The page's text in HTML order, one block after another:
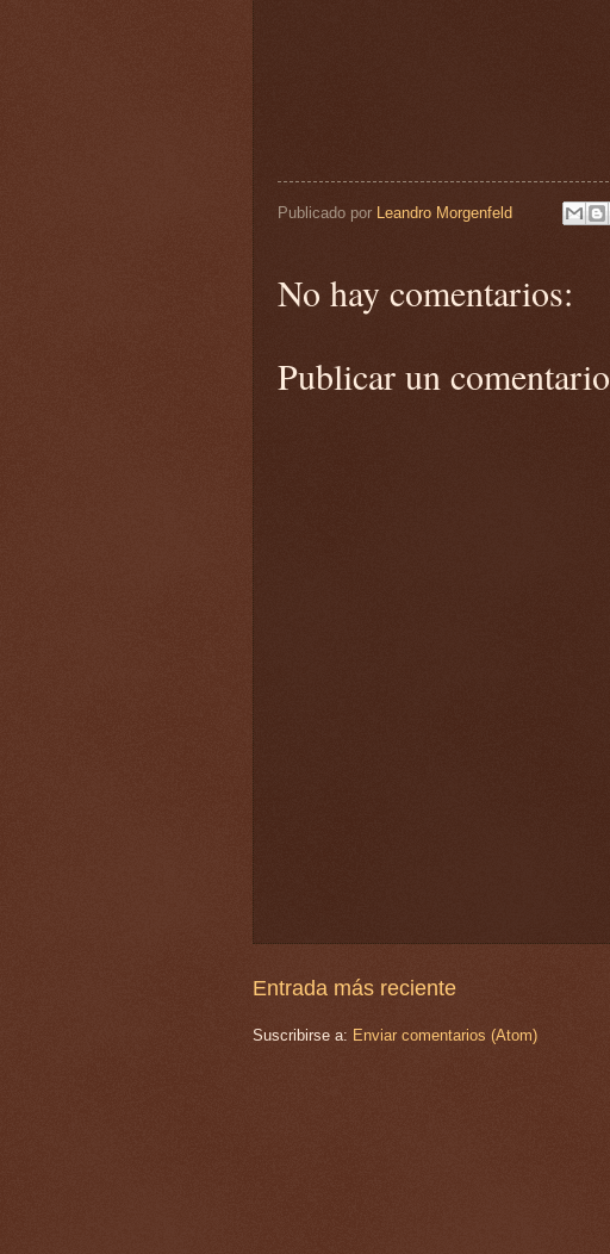
Publicado por Leandro Morgenfeld
No hay comentarios:
Publicar un comentario
Entrada más reciente
Suscribirse a: Enviar comentarios (Atom)